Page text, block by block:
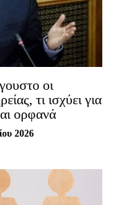
οι
τι ισχύει για
ορφανά
2026